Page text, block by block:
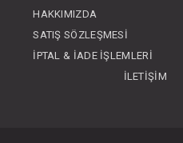
FIYATLARI GÖRMEK IÇIN ÜYE
HAKKIMIZDA
SATIŞ SÖZLEŞMESI
İPTAL & İADE İŞLEMLERI
İLETIŞIM